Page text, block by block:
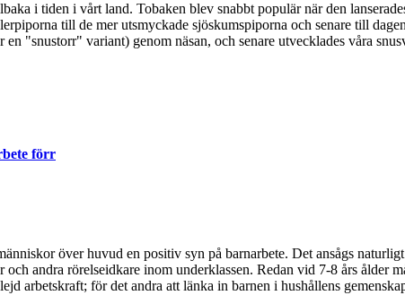
i tiden i vårt land. Tobaken blev snabbt populär när den
till de mer utsmyckade sjöskumspiporna och senare till
en "snustorr" variant) genom näsan, och senare utvecklades våra
förr
över huvud en positiv syn på barnarbete. Det ansågs
och andra rörelseidkare inom underklassen. Redan vid 7-8 års
arbetskraft; för det andra att länka in barnen i hushållens